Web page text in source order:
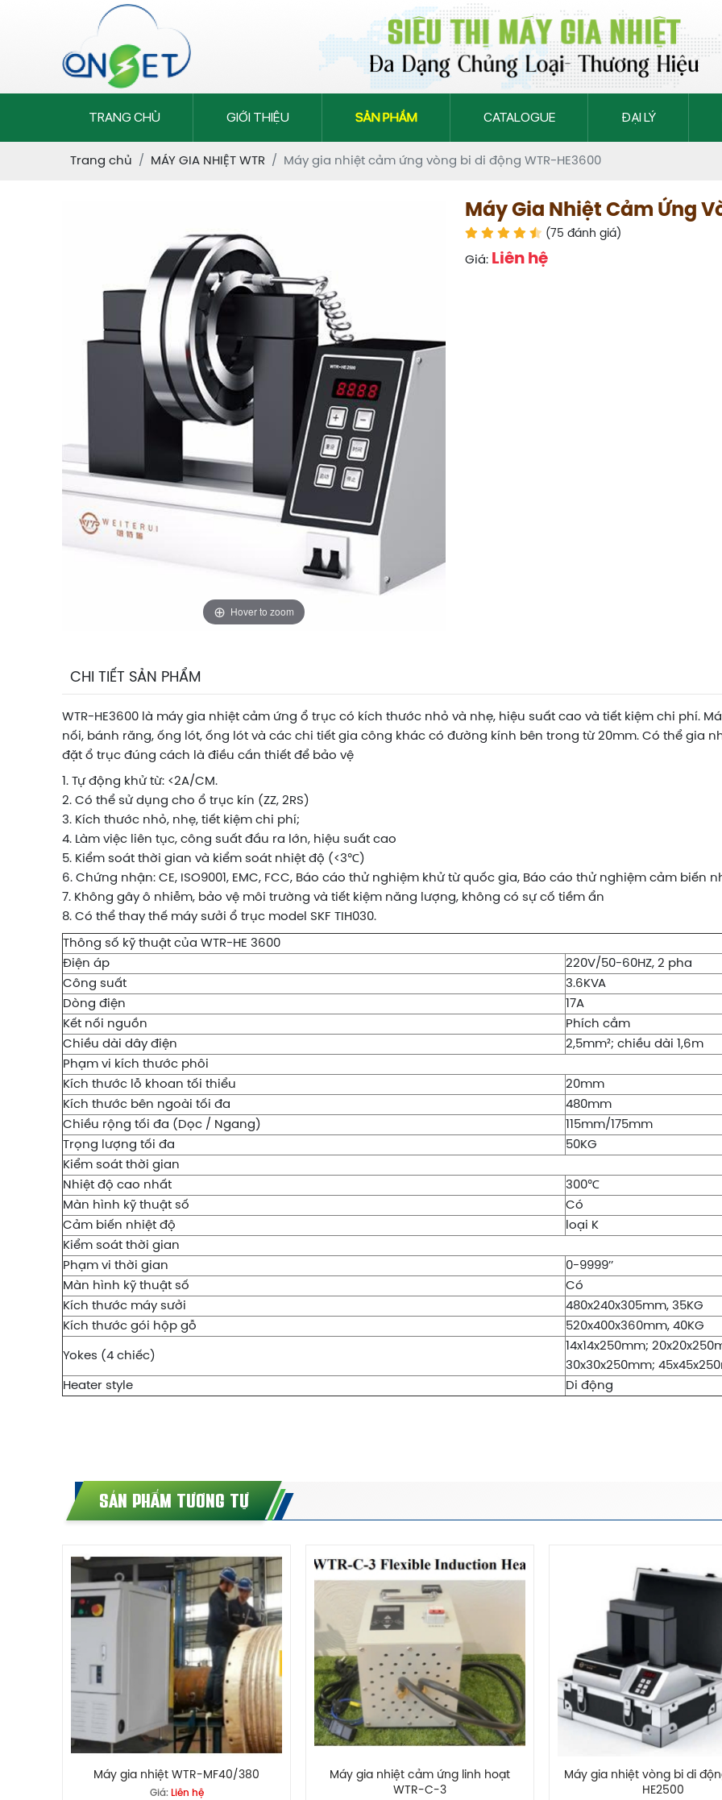
TRANG CHỦ GIỚI THIỆU SẢN PHẨM CATALOGUE ĐẠI LÝ
Trang chủ MÁY GIA NHIỆT WTR Máy gia nhiệt cảm ứng vòng bi di động WTR-HE3600
Hover to zoom
Máy Gia Nhiệt Cảm Ứng
(75 đánh giá)
Giá: Liên hệ
CHI TIẾT SẢN PHẨM
WTR-HE3600 là máy gia nhiệt cảm ứng ổ trục có kích thước nhỏ và nhẹ, hiệu suất cao và tiết kiệm chi phí.
nối, bánh răng, ống lót, ống lót và các chi tiết gia công khác có đường kính bên trong từ 20mm. Có thể gia
đặt ổ trục đúng cách là điều cần thiết để bảo vệ
1. Tự động khử từ: <2A/CM.
2. Có thể sử dụng cho ổ trục kín (ZZ, 2RS)
3. Kích thước nhỏ, nhẹ, tiết kiệm chi phí;
4. Làm việc liên tục, công suất đầu ra lớn, hiệu suất cao
5. Kiểm soát thời gian và kiểm soát nhiệt độ (<3℃)
6. Chứng nhận: CE, ISO9001, EMC, FCC, Báo cáo thử nghiệm khử từ quốc gia, Báo cáo thử nghiệm cảm biến
7. Không gây ô nhiễm, bảo vệ môi trường và tiết kiệm năng lượng, không có sự cố tiềm ẩn
8. Có thể thay thế máy sưởi ổ trục model SKF TIH030.
Thông số kỹ thuật của WTR-HE 3600
Điện áp
220V/50-60HZ, 2 pha
Công suất
3.6KVA
Dòng điện
17A
Kết nối nguồn
Phích cắm
Chiều dài dây điện
2,5mm²; chiều dài 1,6m
Phạm vi kích thước phôi
Kích thước lỗ khoan tối thiểu
20mm
Kích thước bên ngoài tối đa
480mm
Chiều rộng tối đa (Dọc / Ngang)
115mm/175mm
Trọng lượng tối đa
50KG
Kiểm soát thời gian
Nhiệt độ cao nhất
300℃
Màn hình kỹ thuật số
Có
Cảm biến nhiệt độ
loại K
Kiểm soát thời gian
Phạm vi thời gian
0-9999’’
Màn hình kỹ thuật số
Có
Kích thước máy sưởi
480x240x305mm, 35KG
Kích thước gói hộp gỗ
520x400x360mm, 40KG
Yokes (4 chiếc)
14x14x250mm;
30x30x250mm;
Heater style
Di động
SẢN PHẨM TƯƠNG TỰ
Máy gia nhiệt WTR-MF40/380
Giá: Liên hệ
Máy gia nhiệt cảm ứng linh hoạt
WTR-C-3
Máy gia nhiệt vòng bi di
HE2500